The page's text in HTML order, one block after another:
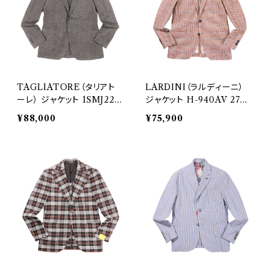
TAGLIATORE（タリアト
ーレ） ジャケット 1SMJ22K
27311
¥88,000
LARDINI（ラルディーニ）
ジャケット H-940AV 2739
2
¥75,900